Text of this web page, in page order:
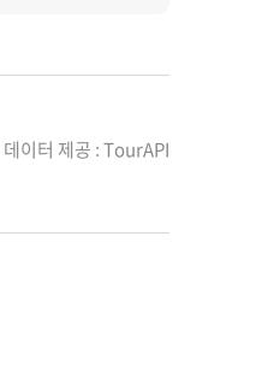
데이터 제공 : TourAPI